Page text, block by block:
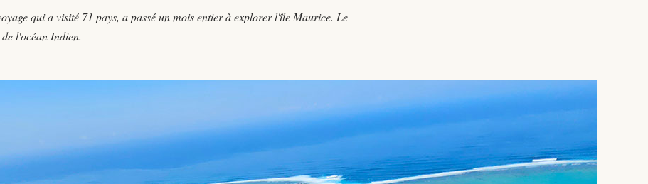
qui a visité 71 pays, a passé un mois entier à explorer l'île Maurice. Le
l'océan Indien.